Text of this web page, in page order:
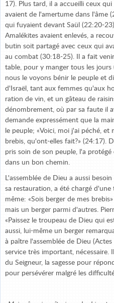
17). Plus tard, il a accueilli ceux
avaient de l'amertume dans l'âme
qui fuyaient devant Saül (22:20-
Amalékites avaient enlevés, a
butin soit partagé avec ceux qui
au combat (30:18-25). Il a fait
table, pour y manger tous les
nous le voyons bénir le peuple et
d'Israël, tant aux femmes qu'aux
ration de vin, et un gâteau de
dénombrement, où par sa faute il
demande expressément que la
le peuple; «Voici, moi j'ai péché,
brebis, qu'ont-elles fait?» (24:17).
pris soin de son peuple, l'a
dans un bon chemin.
L'assemblée de Dieu a aussi
sa restauration, a été chargé
même: «Sois berger de mes
mais un berger parmi d'autres.
«Paissez le troupeau de Dieu qui
aussi, lui-même un berger
à paître l'assemblée de Dieu
service très important, nécessaire.
du Seigneur, la sagesse pour
pour persévérer malgré les